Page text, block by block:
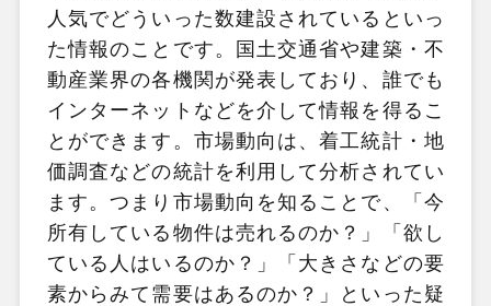
人気でどういった数建設されているといっ
た情報のことです。国土交通省や建築・不
動産業界の各機関が発表しており、誰でも
インターネットなどを介して情報を得るこ
とができます。市場動向は、着工統計・地
価調査などの統計を利用して分析されてい
ます。つまり市場動向を知ることで、「今
所有している物件は売れるのか？」「欲し
ている人はいるのか？」「大きさなどの要
素からみて需要はあるのか？」といった疑